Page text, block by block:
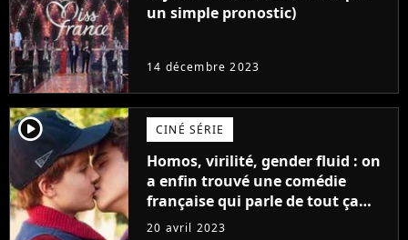
un simple pronostic)
14 décembre 2023
player2 CINÉ SÉRIE
Homos, virilité, gender fluid : on
a enfin trouvé une comédie
française qui parle de tout ça
sans être super ringarde
20 avril 2023